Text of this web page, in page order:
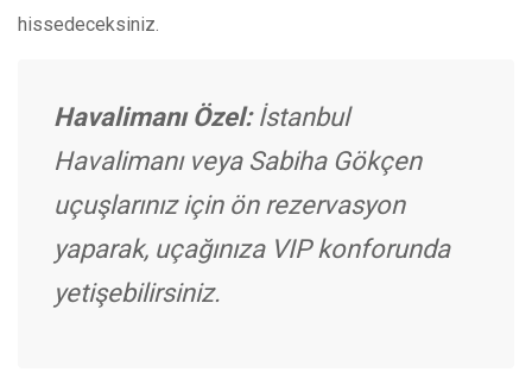
hissedeceksiniz.
Havalimanı Özel:İstanbul
Havalimanı veya Sabiha Gökçen
uçuşlarınız için ön rezervasyon
yaparak, uçağınıza VIP konforunda
yetişebilirsiniz.